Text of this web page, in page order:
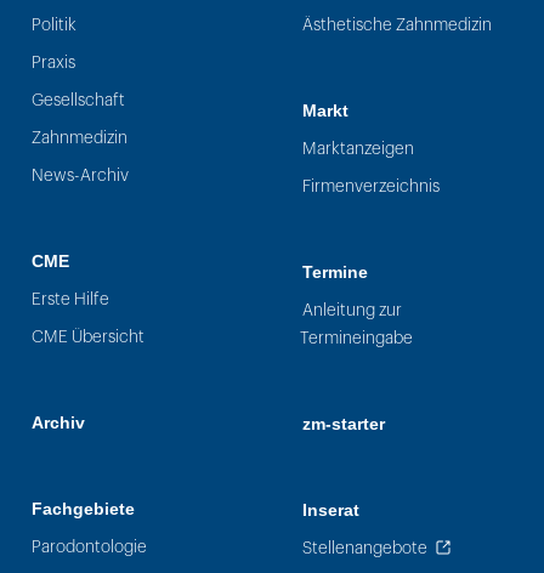
Politik
Praxis
Gesellschaft
Zahnmedizin
News-Archiv
CME
Erste Hilfe
CME Übersicht
Archiv
Fachgebiete
Parodontologie
Ästhetische Zahnmedizin
Markt
Marktanzeigen
Firmenverzeichnis
Termine
Anleitung zur
Termineingabe
zm-starter
Inserat
Stellenangebote